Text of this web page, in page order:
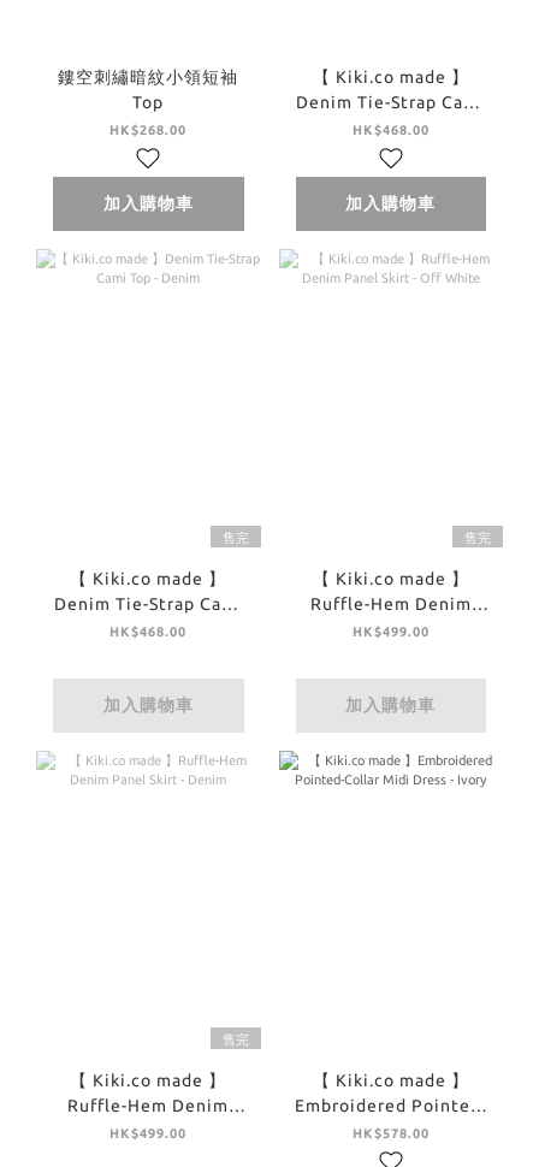
鏤空刺繡暗紋小領短袖
Top
HK$268.00
加入購物車
【 Kiki.co made 】
Denim Tie-Strap Cami
Top - Off White
HK$468.00
加入購物車
售完
【 Kiki.co made 】
Denim Tie-Strap Cami
Top - Denim
HK$468.00
加入購物車
售完
【 Kiki.co made 】
Ruffle-Hem Denim
Panel Skirt - Off White
HK$499.00
加入購物車
售完
【 Kiki.co made 】
Ruffle-Hem Denim
Panel Skirt - Denim
HK$499.00
【 Kiki.co made 】
Embroidered Pointed-
Collar Midi Dress -
Ivory
HK$578.00